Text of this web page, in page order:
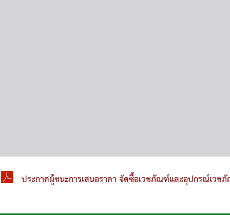
ประกาศผู้ชนะการเสนอราคา จัดซื้อเวชภัณฑ์และอุปกรณ์เวชภั